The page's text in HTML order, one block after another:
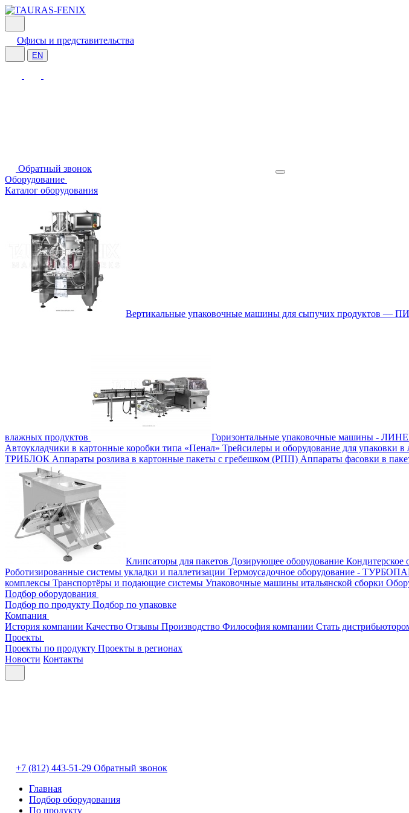
Офисы и представительства
EN
Обратный звонок
Оборудование
Каталог оборудования
Вертикальные упаковочные машины для сыпучих продуктов —
влажных продуктов Горизонтальные упаковочные машины -
Автоукладчики в картонные коробки типа «Пенал» Трейсилеры и оборудование для упаковки в
ТРИБЛОК Аппараты розлива в картонные пакеты с гребешком (РПП) Аппараты фасовки в
Клипсаторы для пакетов Дозирующее оборудование Кондитерское
Роботизированные системы укладки и паллетизации Термоусадочное оборудование -
комплексы Транспортёры и подающие системы Упаковочные машины итальянской сборки
Подбор оборудования
Подбор по продукту Подбор по упаковке
Компания
История компании Качество Отзывы Производство Философия компании Стать
Проекты
Проекты по продукту Проекты в регионах
Новости Контакты
+7 (812) 443-51-29 Обратный звонок
Главная
Подбор оборудования
По продукту